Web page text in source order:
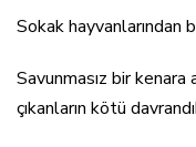
Sokak hayvanlarından
Savunmasız bir
çıkanların kötü